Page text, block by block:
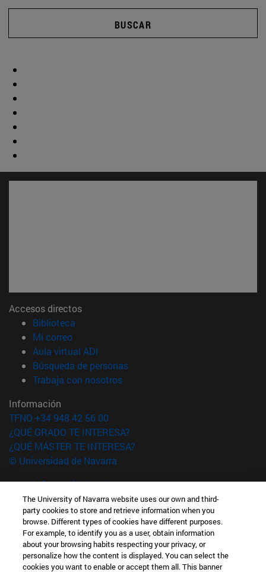
BUSCAR
Accesos directos
Biblioteca
Mi correo(abre en nueva ventana)
Aula virtual ADI
Búsqueda de personas(abre en nueva ventana)
Trabaja con nosotros(abre en nueva ventana)
Información
TFNO +34 948 42 56 00
¿QUÉ GRADO TE INTERESA?
¿QUÉ MÁSTER TE INTERESA?
© Universidad de Navarra
Información legal
Accesibilidad
Configuración de cookies
Localizador de campus
The University of Navarra website uses our own and third-
party cookies to store and retrieve information when you
browse. Different types of cookies have different purposes.
For example, to identify you as a user, obtain information
about your browsing habits respecting your privacy, or
personalize how the content is displayed. You can select the
cookies you want to enable or accept them all. This banner